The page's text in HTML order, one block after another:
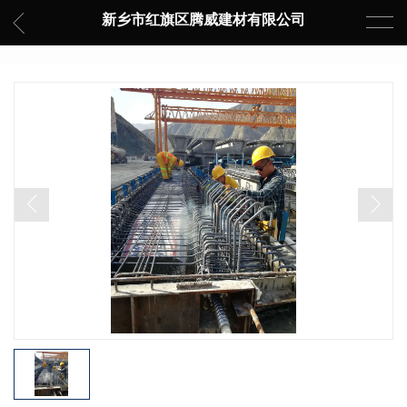
新乡市红旗区腾威建材有限公司